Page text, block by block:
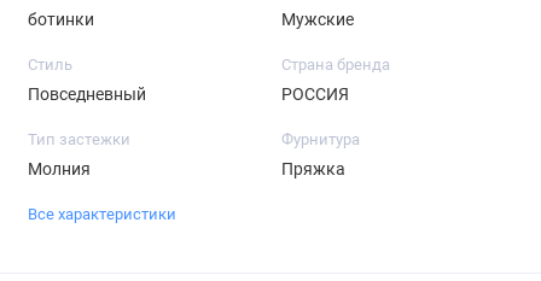
ботинки Мужские
Стиль
Повседневный
Страна бренда
РОССИЯ
Тип застежки
Молния
Фурнитура
Пряжка
Все характеристики